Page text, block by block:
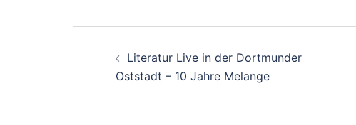
Beitrags-
Navigation
Literatur Live in der Dortmunder
Oststadt – 10 Jahre Melange